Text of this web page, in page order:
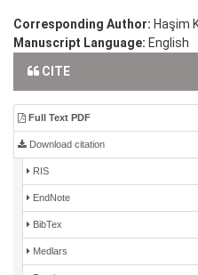
Corresponding Author: Haşim
Manuscript Language: English
CITE
Full Text PDF
Download citation
RIS
EndNote
BibTex
Medlars